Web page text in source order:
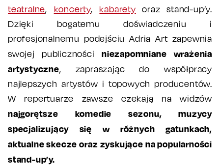
teatralne, koncerty, kabarety oraz stand-up’y.
Dzięki bogatemu doświadczeniu i
profesjonalnemu podejściu Adria Art zapewnia
swojej publiczności niezapomniane wrażenia
artystyczne, zapraszając do współpracy
najlepszych artystów i topowych producentów.
W repertuarze zawsze czekają na widzów
najgorętsze komedie sezonu, muzycy
specjalizujący się w różnych gatunkach,
aktualne skecze oraz zyskujące na popularności
stand-up’y.